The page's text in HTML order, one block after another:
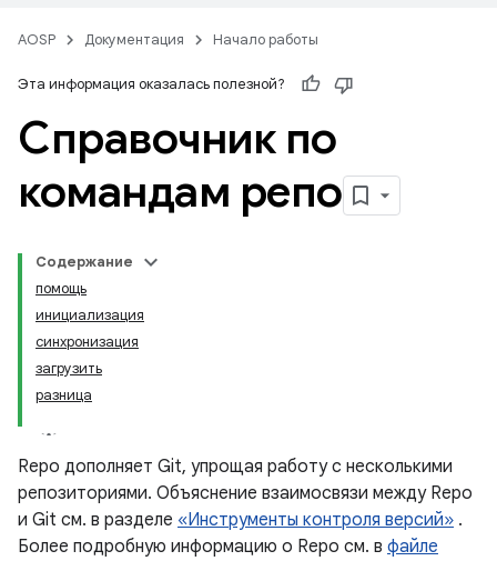
AOSP Документация Начало работы
Эта информация оказалась полезной?
Справочник по
командам репо
Содержание
помощь
инициализация
синхронизация
загрузить
разница
Repo дополняет Git, упрощая работу с несколькими
репозиториями. Объяснение взаимосвязи между Repo
и Git см. в разделе «Инструменты контроля версий» .
Более подробную информацию о Repo см. в файле